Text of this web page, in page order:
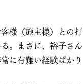
様（施主様）との打
。まさに、裕子さん
に有難い経験ばかり